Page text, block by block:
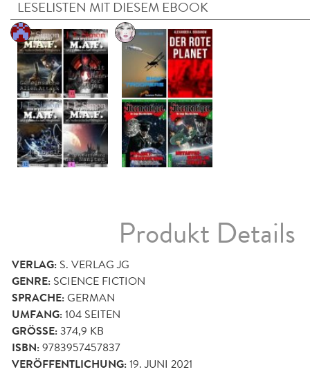
LESELISTEN MIT DIESEM EBOOK
Produkt Details
VERLAG: S. VERLAG JG
GENRE: SCIENCE FICTION
SPRACHE:GERMAN
UMFANG:104 SEITEN
GRÖSSE: 374,9 KB
ISBN:9783957457837
VERÖFFENTLICHUNG:19. JUNI 2021